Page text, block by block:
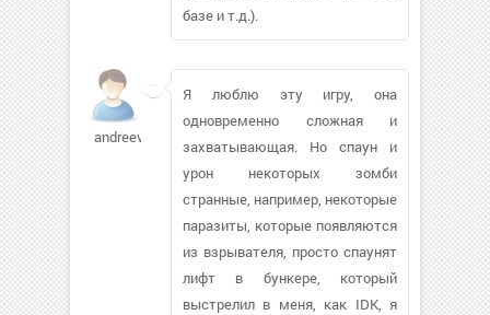
базе и т.д.).
andreevsky401
Я люблю эту игру, она
одновременно сложная и
захватывающая. Но спаун и
урон некоторых зомби
странные, например, некоторые
паразиты, которые появляются
из взрывателя, просто спаунят
лифт в бункере, который
выстрелил в меня, как IDK, я